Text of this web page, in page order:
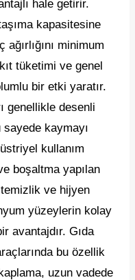
hale getirir.
kapasitesine
ağırlığını minimum
tüketimi ve genel
bir etki yaratır.
genellikle desenli
kaymayı
kullanım
boşaltma yapılan
ve hijyen
yüzeylerin kolay
avantajdır. Gıda
bu özellik
uzun vadede